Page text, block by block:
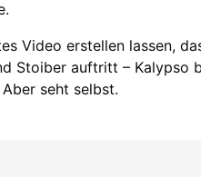
Video erstellen lassen,
Stoiber auftritt – Kalypso
seht selbst.